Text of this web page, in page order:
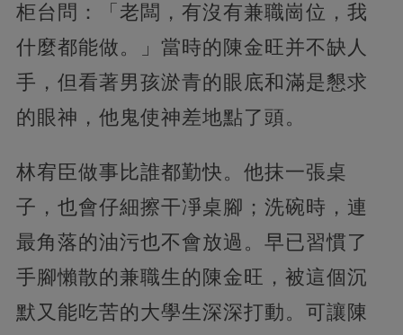
柜台問：「老闆，有沒有兼職崗位，我
什麼都能做。」當時的陳金旺并不缺人
手，但看著男孩淤青的眼底和滿是懇求
的眼神，他鬼使神差地點了頭。
林宥臣做事比誰都勤快。他抹一張桌
子，也會仔細擦干凈桌腳；洗碗時，連
最角落的油污也不會放過。早已習慣了
手腳懶散的兼職生的陳金旺，被這個沉
默又能吃苦的大學生深深打動。可讓陳